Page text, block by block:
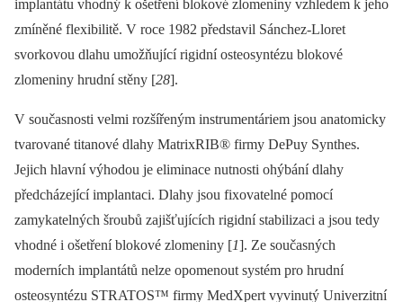
implantátu vhodný k ošetření blokové zlomeniny vzhledem k jeho
zmíněné flexibilitě. V roce 1982 představil Sánchez-Lloret
svorkovou dlahu umožňující rigidní osteosyntézu blokové
zlomeniny hrudní stěny [28].
V současnosti velmi rozšířeným instrumentáriem jsou anatomicky
tvarované titanové dlahy MatrixRIB® firmy DePuy Synthes.
Jejich hlavní výhodou je eliminace nutnosti ohýbání dlahy
předcházející implantaci. Dlahy jsou fixovatelné pomocí
zamykatelných šroubů zajišťujících rigidní stabilizaci a jsou tedy
vhodné i ošetření blokové zlomeniny [1]. Ze současných
moderních implantátů nelze opomenout systém pro hrudní
osteosyntézu STRATOS™ firmy MedXpert vyvinutý Univerzitní